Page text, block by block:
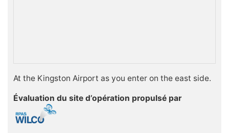
At the Kingston Airport as you enter on the east side.
Évaluation du site d’opération propulsé par